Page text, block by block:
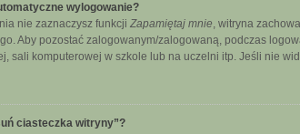
wylogowanie?
nie zaznaczysz funkcji Zapamiętaj mnie, witryna
Aby pozostać zalogowanym/zalogowaną, podczas
sali komputerowej w szkole lub na uczelni itp. Jeśli nie
ciasteczka witryny”?